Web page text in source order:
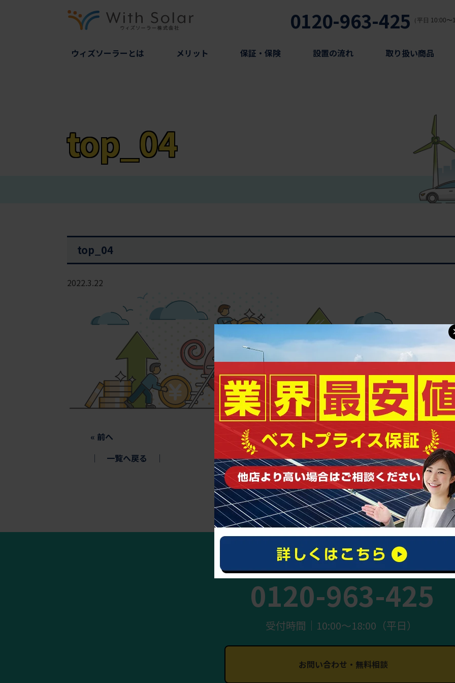
0120-963-425 （平日 10:00
ウィズソーラーとは メリット 保証・保険 設置の流れ 取り扱い商品
top_04
top_04
2022.3.22
« 前へ
│ 一覧へ戻る │
まずはお気軽にご相談ください
0120-963-425
受付時間｜10:00〜18:00（平日）
お問い合わせ・無料相談